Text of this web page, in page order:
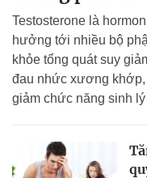
Testosterone là
hưởng tới nhiều bộ
khỏe tổng quát suy
đau nhức xương khớp,
giảm chức năng sinh